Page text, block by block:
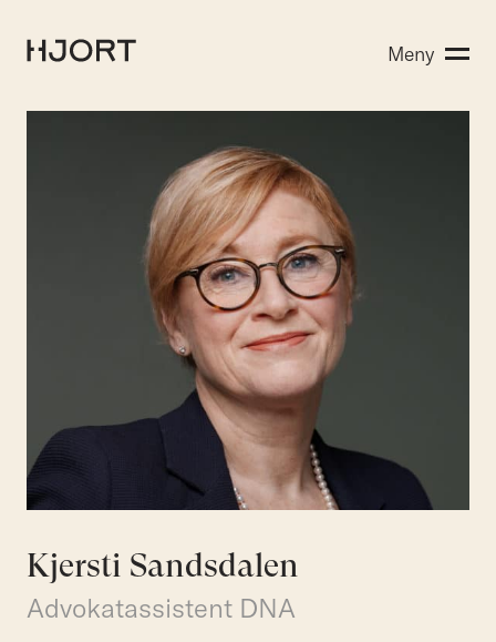
Menneskene
Aktuelt
Søk etter:
Meny
Kjersti Sandsdalen
Advokatassistent DNA